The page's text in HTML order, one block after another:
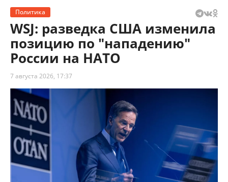
Политика
WSJ: разведка США изменила
позицию по "нападению"
России на НАТО
7 августа 2026, 17:37